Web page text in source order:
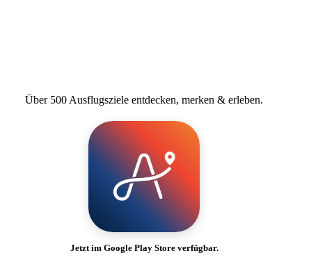
Über 500 Ausflugsziele entdecken, merken & erleben.
Jetzt im Google Play Store verfügbar.